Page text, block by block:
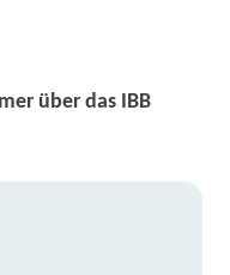
über das IBB